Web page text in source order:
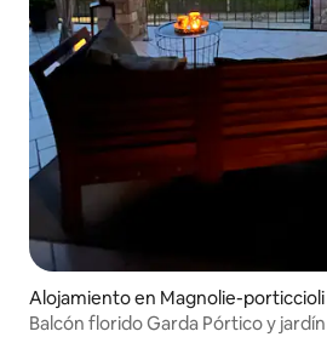
Alojamiento en Magnolie-porticcioli
Balcón florido Garda Pórtico y